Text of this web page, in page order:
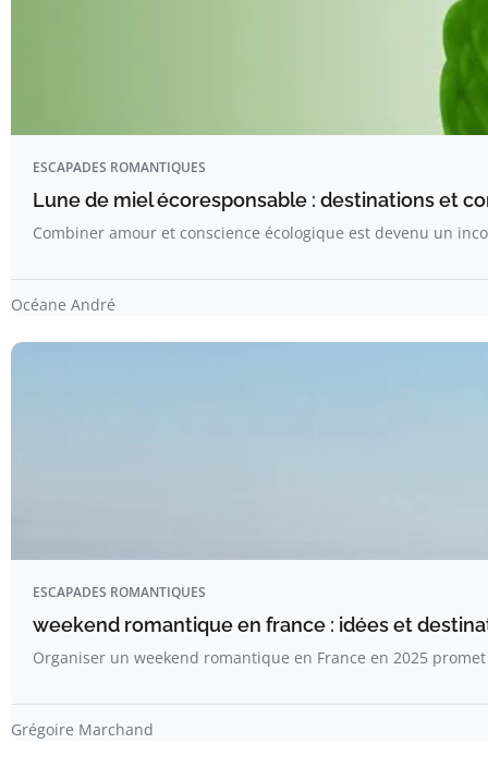
ESCAPADES ROMANTIQUES
Lune de miel écoresponsable : destinations et
Combiner amour et conscience écologique est devenu un
Océane André
ESCAPADES ROMANTIQUES
weekend romantique en france : idées et
Organiser un weekend romantique en France en 2025
Grégoire Marchand